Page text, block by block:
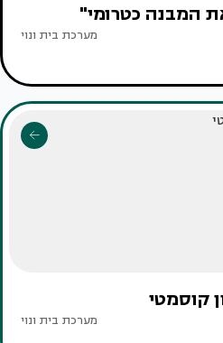
המבנה כטרומי"
מערכת בית ונוי
קוסמטי
מערכת בית ונוי